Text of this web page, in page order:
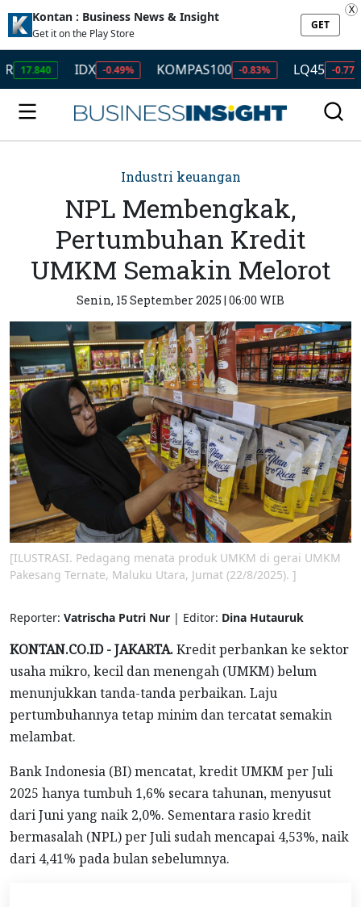
Kontan : Business News & Insight
Get it on the Play Store
GET
X
IDX -0.49% KOMPAS100 -0.83% LQ45 -0.77%
Industri keuangan
NPL Membengkak,
Pertumbuhan Kredit
UMKM Semakin Melorot
Senin, 15 September 2025 | 06:00 WIB
[ILUSTRASI. Pedagang menata produk UMKM di gerai UMKM
Pakesang Ternate, Maluku Utara, Jumat (22/8/2025). ]
Reporter: Vatrischa Putri Nur | Editor: Dina Hutauruk
KONTAN.CO.ID - JAKARTA.Kredit perbankan ke sektor
usaha mikro, kecil dan menengah (UMKM) belum
menunjukkan tanda-tanda perbaikan. Laju
pertumbuhannya tetap minim dan tercatat semakin
melambat.
Bank Indonesia (BI) mencatat, kredit UMKM per Juli
2025 hanya tumbuh 1,6% secara tahunan, menyusut
dari Juni yang naik 2,0%. Sementara rasio kredit
bermasalah (NPL) per Juli sudah mencapai 4,53%, naik
dari 4,41% pada bulan sebelumnya.